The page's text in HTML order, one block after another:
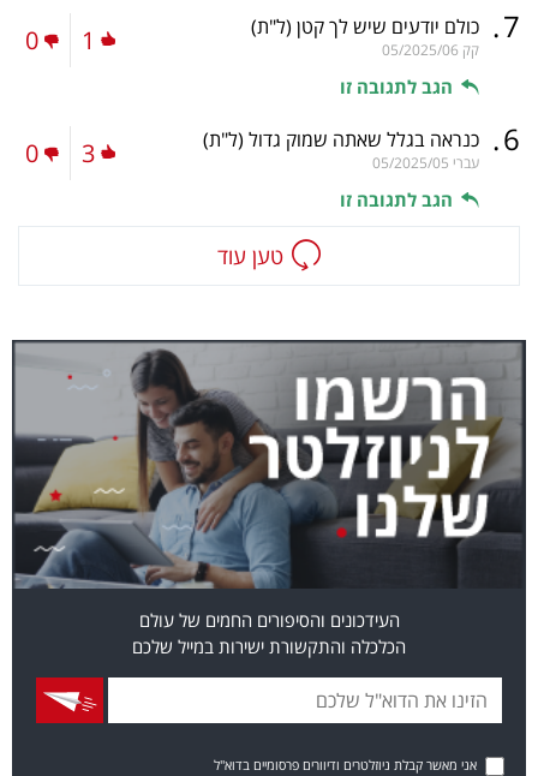
7
. כולם יודעים שיש לך קטן (ל"ת)
קק 05/2025/06
הגב לתגובה זו
1
0
6
. כנראה בגלל שאתה שמוק גדול (ל"ת)
עברי 05/2025/05
הגב לתגובה זו
3
0
טען עוד
העידכונים והסיפורים החמים של עולם
הכלכלה והתקשורת ישירות במייל שלכם
אני מאשר קבלת ניוזלטרים ודיוורים פרסומיים בדוא"ל